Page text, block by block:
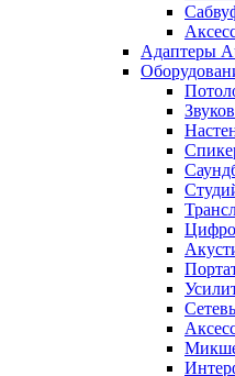
Адаптеры